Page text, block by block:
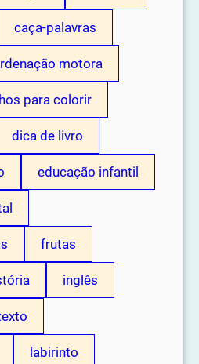
caça-palavras
motora
para colorir
dica de livro
educação infantil
frutas
inglês
labirinto